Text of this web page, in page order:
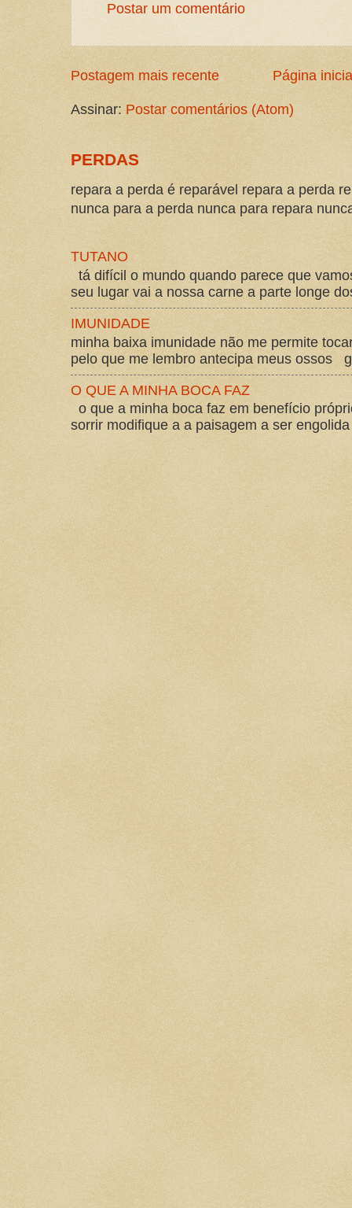
Postar um comentário
Postagem mais recente Página
Assinar: Postar comentários (Atom)
PERDAS
repara a perda é reparável repara a perda
nunca para a perda nunca para repara
TUTANO
tá difícil o mundo quando parece que
seu lugar vai a nossa carne a parte longe
IMUNIDADE
minha baixa imunidade não me permite
pelo que me lembro antecipa meus ossos
O QUE A MINHA BOCA FAZ
o que a minha boca faz em benefício
sorrir modifique a a paisagem a ser